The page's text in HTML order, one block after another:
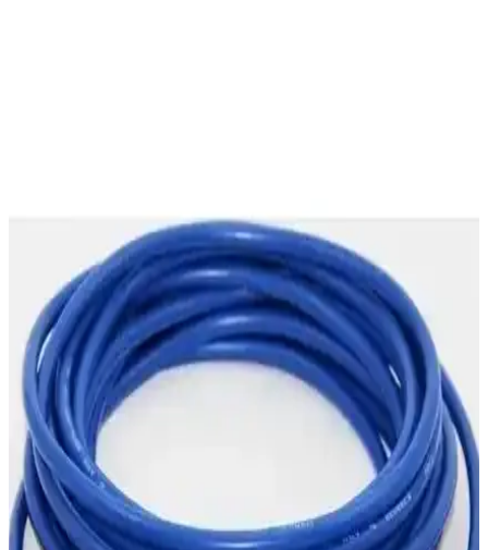
5TB HDD'ler, geniş depolama alanı, uygun fiyat ve kolay kurulum
avantajlarıyla büyük veri ihtiyaçlarını karşılar. Hız ve dayanıklılık
göz önüne alınmalı, kullanım amacına uygun seçim yapılmalı.
LaCie STHY2000800 ile LaCie Rugged USB-C 2TB
Karşılaştırması Kapasite, Dayanıklılık ve Hız
Bu karşılaştırma, LaCie 2 TB USB 3.0 sürücüsü STHY2000800 ile
LaCie Rugged USB-C 2TB Ultra Dayanıklı HDD STFR2000800
arasındaki farkları inceler; suya/darbe dayanıklılığı, USB-
C/Thunderbolt4 uyumu, aktarım hızı ve ek hizmetleri karşılaştırır.
10TB Harici Hard Diskler: Kapasite, Özellikler ve
Kullanım İpuçları